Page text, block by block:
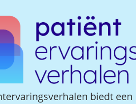
biedt een